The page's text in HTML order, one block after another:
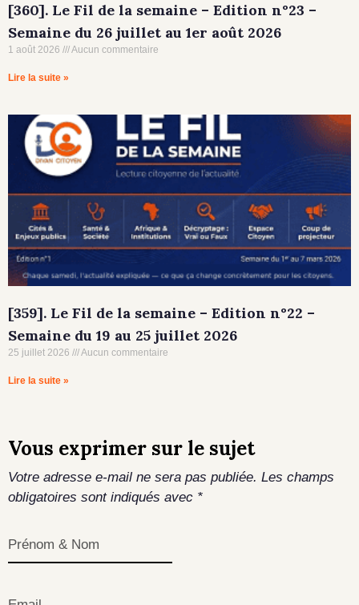
[360]. Le Fil de la semaine – Edition n°23 –
Semaine du 26 juillet au 1er août 2026
1 août 2026 Aucun commentaire
Lire la suite »
[359]. Le Fil de la semaine – Edition n°22 –
Semaine du 19 au 25 juillet 2026
25 juillet 2026 Aucun commentaire
Lire la suite »
Vous exprimer sur le sujet
Votre adresse e-mail ne sera pas publiée. Les champs
obligatoires sont indiqués avec *